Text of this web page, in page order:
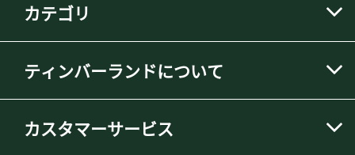
カテゴリ
ティンバーランドについて
カスタマーサービス